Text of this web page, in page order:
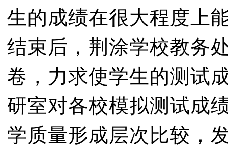
生的成绩在很大程度上
结束后，荆涂学校教务
卷，力求使学生的测试
研室对各校模拟测试成
学质量形成层次比较，